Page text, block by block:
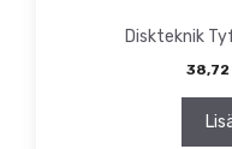
Diskteknik
38,72